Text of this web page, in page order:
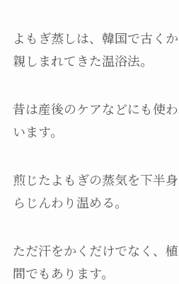
よもぎ蒸しは、韓国で古く
親しまれてきた温浴法。
昔は産後のケアなどにも使
います。
煎じたよもぎの蒸気を下半
らじんわり温める。
ただ汗をかくだけでなく、
間でもあります。